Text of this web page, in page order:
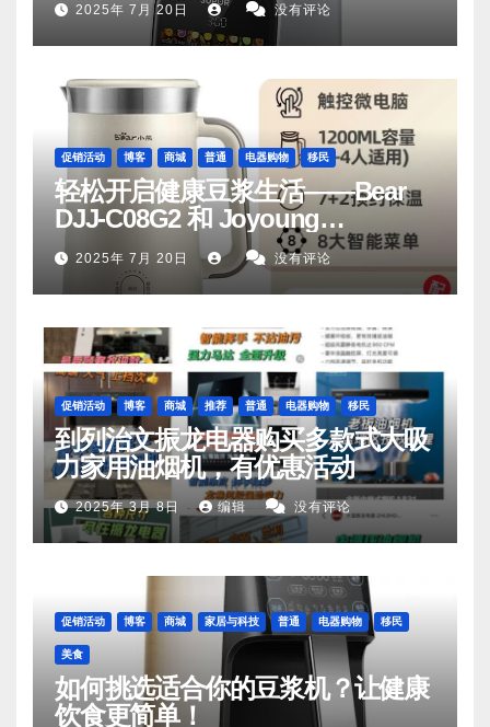
2025年 7月 20日 没有评论
促销活动 博客 商城 普通 电器购物 移民
轻松开启健康豆浆生活——Bear
DJJ‑C08G2 和 Joyoung
DJ06M‑D53，你值得拥有
2025年 7月 20日 没有评论
促销活动 博客 商城 推荐 普通 电器购物 移民
到列治文振龙电器购买多款式大吸
力家用油烟机，有优惠活动
2025年 3月 8日 编辑 没有评论
促销活动 博客 商城 家居与科技 普通 电器购物 移民
美食
如何挑选适合你的豆浆机？让健康
饮食更简单！